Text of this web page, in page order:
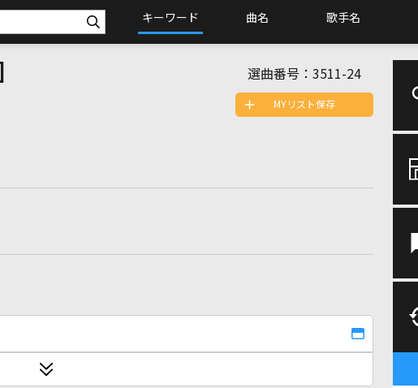
キーワード 曲名 歌手名
選曲番号： 3511-24
MYリスト保存